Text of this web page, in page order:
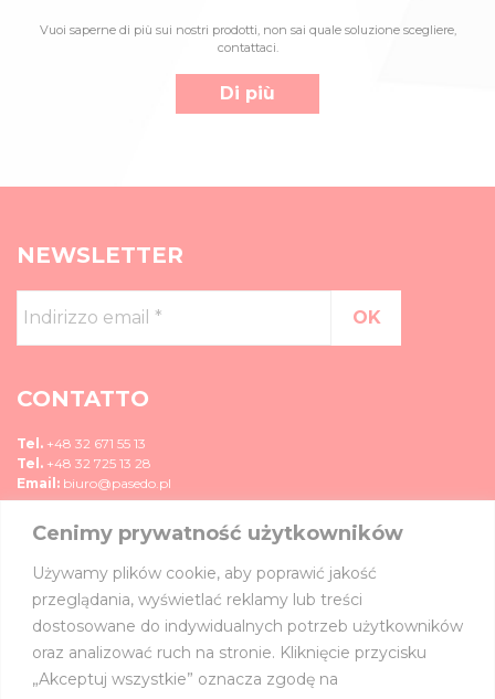
Cenimy prywatność użytkowników
Używamy plików cookie, aby poprawić jakość
przeglądania, wyświetlać reklamy lub treści
dostosowane do indywidualnych potrzeb użytkowników
oraz analizować ruch na stronie. Kliknięcie przycisku
„Akceptuj wszystkie” oznacza zgodę na
Vuoi saperne di più sui nostri prodotti, non sai quale soluzione scegliere,
contattaci.
Di più
NEWSLETTER
email
*
CONTATTO
Tel. +48 32 671 55 13
Tel. +48 32 725 13 28
Email: biuro@pasedo.pl
ul. Przemysłowa 11
MEDIA
UNISCITI A NOI SU: